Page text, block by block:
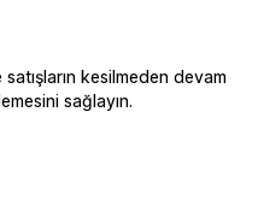
kesilmeden devam
sağlayın.